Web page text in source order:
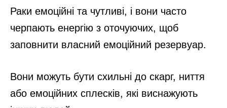
Раки емоційні та чутливі, і вони часто
черпають енергію з оточуючих, щоб
заповнити власний емоційний резервуар.
Вони можуть бути схильні до скарг, ниття
або емоційних сплесків, які виснажують